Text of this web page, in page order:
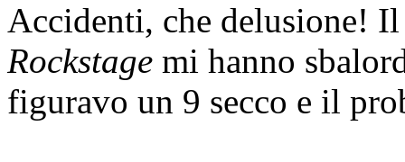
Accidenti, che delusione!
Rockstage mi hanno
figuravo un 9 secco e il